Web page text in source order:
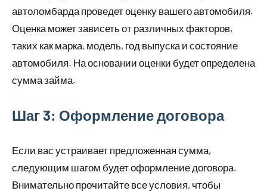
автоломбарда проведет оценку вашего автомобиля.
Оценка может зависеть от различных факторов,
таких как марка, модель, год выпуска и состояние
автомобиля. На основании оценки будет определена
сумма займа.
Шаг 3: Оформление договора
Если вас устраивает предложенная сумма,
следующим шагом будет оформление договора.
Внимательно прочитайте все условия, чтобы